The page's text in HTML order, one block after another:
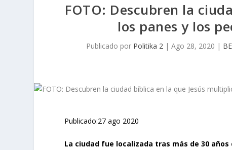
FOTO: Descubren la
los panes y los
Publicado por Politika 2| Ago 28, 2020 |
Publicado:27 ago 2020
La ciudad fue localizada tras más de 30